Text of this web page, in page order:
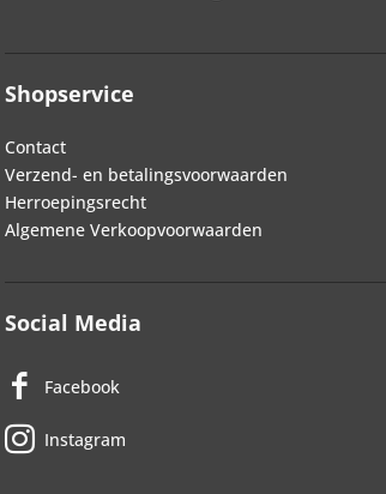
Shopservice
Contact
Verzend- en betalingsvoorwaarden
Herroepingsrecht
Algemene Verkoopvoorwaarden
Social Media
Facebook
Instagram